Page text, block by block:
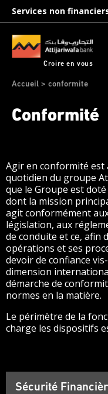
Aller
principal
Services non
Croire en vous
Fil
Accueil conformite
Conformité
Paragraphs
Agir en conformité
quotidien du groupe
que le Groupe est
dont la mission
agit conformément
législation, aux
de conduite et ce, afin
opérations et ses
devoir de confiance
dimension
démarche de
normes en la matière.
Le périmètre de la
charge les dispositifs
Sécurité